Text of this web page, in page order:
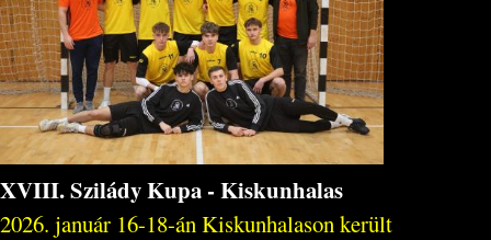
XVIII. Szilády Kupa - Kiskunhalas
2026. január 16-18-án Kiskunhalason került